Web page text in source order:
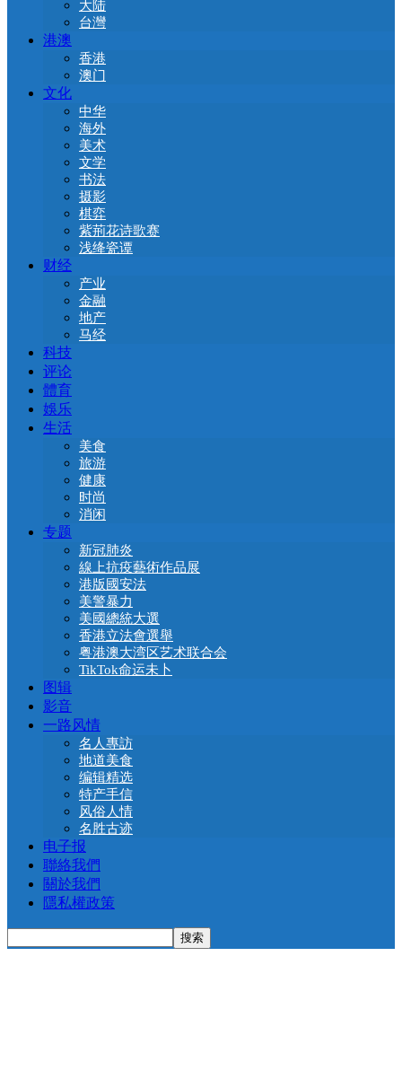
大陆
台灣
港澳
香港
澳门
文化
中华
海外
美术
文学
书法
摄影
棋弈
紫荊花诗歌赛
浅绛瓷谭
财经
产业
金融
地产
马经
科技
评论
體育
娛乐
生活
美食
旅游
健康
时尚
消闲
专题
新冠肺炎
線上抗疫藝術作品展
港版國安法
美警暴力
美國總統大選
香港立法會選舉
粤港澳大湾区艺术联合会
TikTok命运未卜
图辑
影音
一路风情
名人專訪
地道美食
编辑精选
特产手信
风俗人情
名胜古迹
电子报
聯絡我們
關於我們
隱私權政策